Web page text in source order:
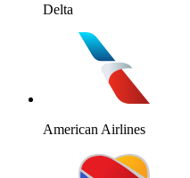
Delta
American Airlines